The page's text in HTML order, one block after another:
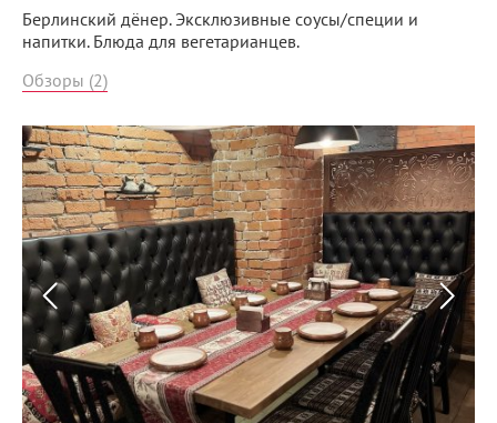
Берлинский дёнер. Эксклюзивные соусы/специи и
напитки. Блюда для вегетарианцев.
Обзоры (2)